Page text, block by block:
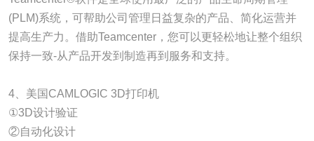
(PLM)系统，可帮助公司管理日益复杂的产品、简化运营并
提高生产力。借助Teamcenter，您可以更轻松地让整个组织
保持一致-从产品开发到制造再到服务和支持。
4、美国CAMLOGIC 3D打印机
①3D设计验证
②自动化设计